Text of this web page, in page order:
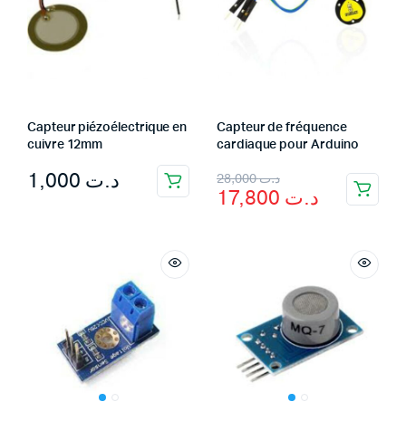
Capteur piézoélectrique en
cuivre 12mm
د.ت
Capteur de fréquence
cardiaque pour Arduino
د.ت28,000
Original
price
د.ت
Current
price